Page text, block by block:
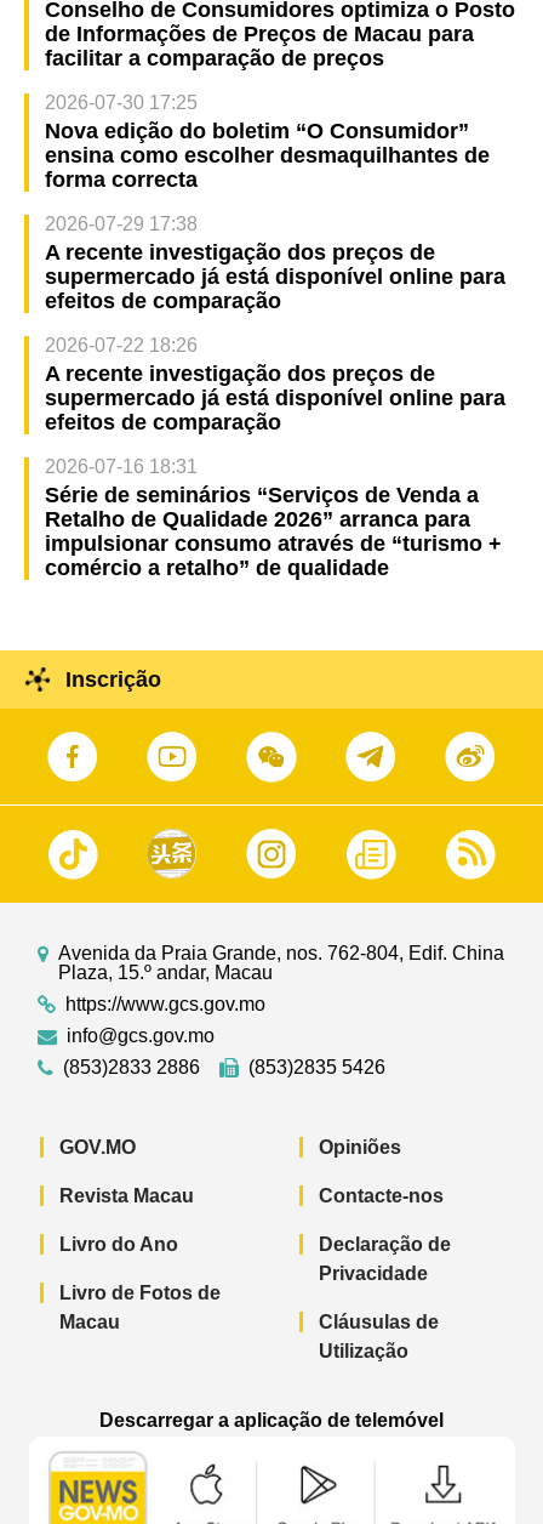
Conselho de Consumidores optimiza o Posto
de Informações de Preços de Macau para
facilitar a comparação de preços
2026-07-30 17:25
Nova edição do boletim “O Consumidor”
ensina como escolher desmaquilhantes de
forma correcta
2026-07-29 17:38
A recente investigação dos preços de
supermercado já está disponível online para
efeitos de comparação
2026-07-22 18:26
A recente investigação dos preços de
supermercado já está disponível online para
efeitos de comparação
2026-07-16 18:31
Série de seminários “Serviços de Venda a
Retalho de Qualidade 2026” arranca para
impulsionar consumo através de “turismo +
comércio a retalho” de qualidade
Inscrição
Avenida da Praia Grande, nos. 762-804, Edif. China
Plaza, 15.º andar, Macau
https://www.gcs.gov.mo
info@gcs.gov.mo
(853)2833 2886
(853)2835 5426
GOV.MO
Revista Macau
Livro do Ano
Livro de Fotos de
Macau
Opiniões
Contacte-nos
Declaração de
Privacidade
Cláusulas de
Utilização
Descarregar a aplicação de telemóvel